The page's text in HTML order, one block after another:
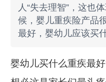
人“失去理智”，这也
候，婴儿重疾险产品
最好，婴幼儿应该买
婴幼儿买什么重疾最